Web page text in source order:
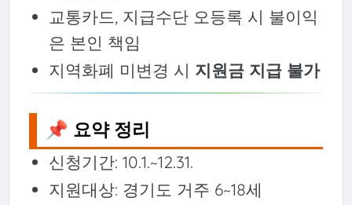
교통카드, 지급수단 오등록 시 불이익
은 본인 책임
지역화폐 미변경 시 지원금 지급 불가
📌 요약 정리
신청기간: 10.1.~12.31.
지원대상: 경기도 거주 6~18세